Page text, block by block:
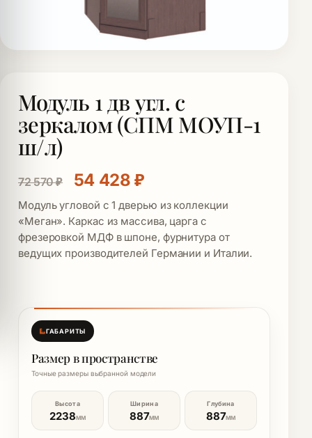
Модуль 1 дв угл. с
зеркалом (СПМ МОУП-1
ш/л)
72 570₽ Первоначальная цена
54 428₽Текущая цена: 54
Модуль угловой с 1 дверью из коллекции
«Меган». Каркас из массива, царга с
фрезеровкой МДФ в шпоне, фурнитура от
ведущих производителей Германии и Италии.
ГАБАРИТЫ
Размер в пространстве
Точные размеры выбранной модели
Высота
2238ММ
Ширина
887ММ
Глубина
887ММ